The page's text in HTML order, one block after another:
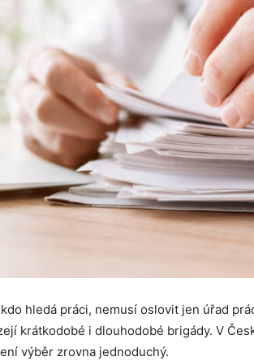
hledá práci, nemusí oslovit jen úřad
krátkodobé i dlouhodobé brigády. V
výběr zrovna jednoduchý.